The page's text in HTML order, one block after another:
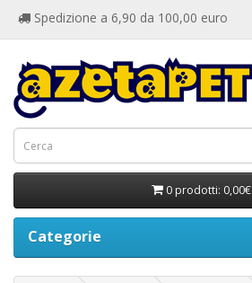
Spedizione a 6,90 da 100,00 euro
0 prodotti: 0,00€
Categorie